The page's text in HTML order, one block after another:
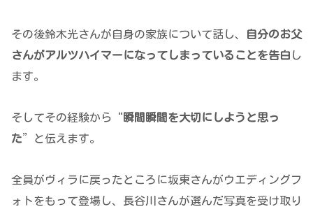
その後鈴木光さんが自身の家族について話し、
自分のお父
さんがアルツハイマーになってしまっていることを告白 し
ます。
そしてその経験から“瞬間瞬間を大切にしようと思っ
た”と伝えます。
全員がヴィラに戻ったところに坂東さんがウエディングフ
ォトをもって登場し、長谷川さんが選んだ写真を受け取り